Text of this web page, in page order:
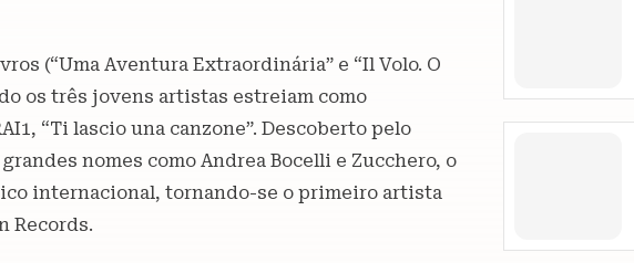
(“Uma Aventura Extraordinária” e “Il Volo. O
os três jovens artistas estreiam como
“Ti lascio una canzone”. Descoberto pelo
nomes como Andrea Bocelli e Zucchero, o
internacional, tornando-se o primeiro artista
Records.